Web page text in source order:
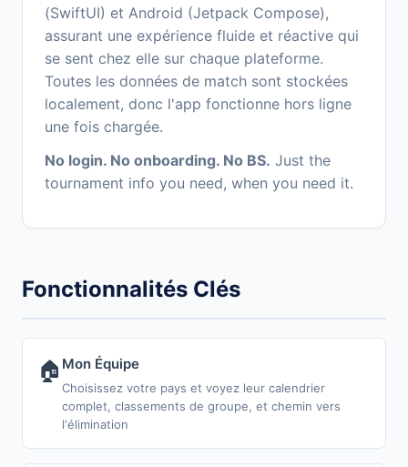
(SwiftUI) et Android (Jetpack Compose),
assurant une expérience fluide et réactive qui
se sent chez elle sur chaque plateforme.
Toutes les données de match sont stockées
localement, donc l'app fonctionne hors ligne
une fois chargée.
No login. No onboarding. No BS. Just the
tournament info you need, when you need it.
Fonctionnalités Clés
🏠 Mon Équipe
Choisissez votre pays et voyez leur calendrier
complet, classements de groupe, et chemin vers
l'élimination